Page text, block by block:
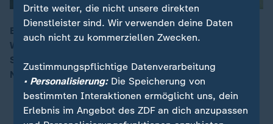
Es wird Ernst für die deutsche Fußball-Elf: Gegner des
WM-Sechzehntelfinale ist Paraguay. Wie ist die
Stimmung in Deutschland, besonders nach der
Niederlage im letzten Gruppenspiel?
Dritte weiter, die nicht unsere direkten
Dienstleister sind. Wir verwenden deine Daten
auch nicht zu kommerziellen Zwecken.
Zustimmungspflichtige Datenverarbeitung
• Personalisierung:Die Speicherung von
bestimmten Interaktionen ermöglicht uns, dein
Erlebnis im Angebot des ZDF an dich anzupassen